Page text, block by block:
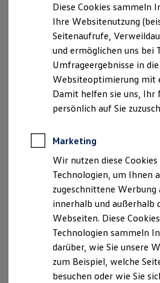
Behörden
Direktkunden
Sonderfahrzeuge
Anpfiff zum Gewinn
Elektromobilität
Elektroautos
ID. Tutorials
Elektrofahrzeugkonzepte
ID. EVERY1
Reichweite
Rekuperation
Laden unterwegs
Laden Zuhause
Ladestationen finden
Ladezeitensimulator
Batterie
Sicherheit
Nachhaltigkeit
Technologie
Kosten und Kauf
Verbrauchskosten
Kaufoptionen
Der neue ID. Polo
Ab 24.995,00 € inkl. MwSt.
Begeistert. Der
vollelektrische ID.
Diese Cookies sammeln
Ihre Websitenutzung
Seitenaufrufe,
und ermöglichen uns bei
Umfrageergebnisse in die
Websiteoptimierung mit
Damit helfen sie uns, Ihr
persönlich auf Sie
Marketing
Wir nutzen diese
Technologien, um Ihnen
zugeschnittene Werbung
innerhalb und außerhalb
Webseiten. Diese
Technologien sammeln
darüber, wie Sie unsere
zum Beispiel, welche
besuchen oder wie Sie